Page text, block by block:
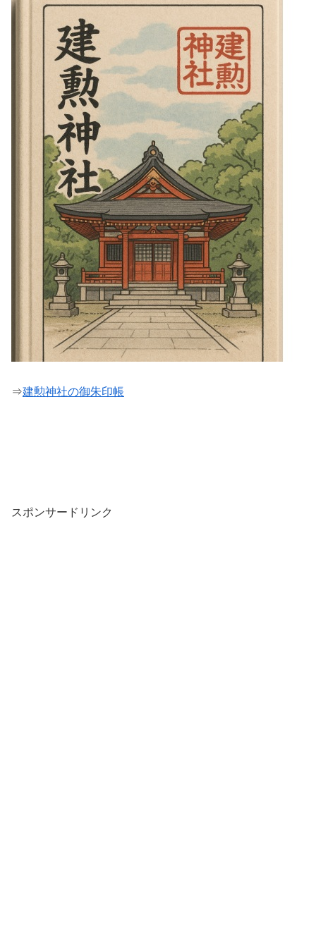
⇒建勲神社の御朱印帳
スポンサードリンク